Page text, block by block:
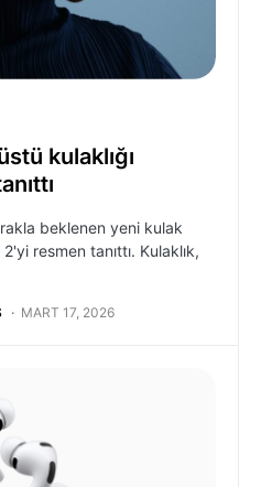
kulaklığı
beklenen yeni kulak
resmen tanıttı. Kulaklık,
MART 17, 2026